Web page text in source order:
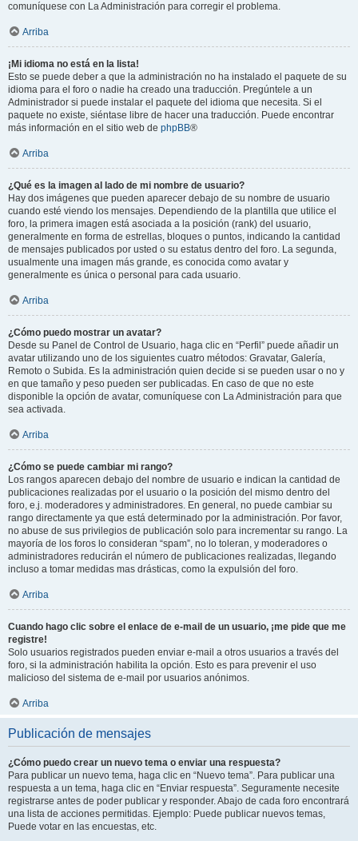
comuníquese con La Administración para corregir el problema.
Arriba
¡Mi idioma no está en la lista!
Esto se puede deber a que la administración no ha instalado el paquete de su
idioma para el foro o nadie ha creado una traducción. Pregúntele a un
Administrador si puede instalar el paquete del idioma que necesita. Si el
paquete no existe, siéntase libre de hacer una traducción. Puede encontrar
más información en el sitio web de phpBB®
Arriba
¿Qué es la imagen al lado de mi nombre de usuario?
Hay dos imágenes que pueden aparecer debajo de su nombre de usuario
cuando esté viendo los mensajes. Dependiendo de la plantilla que utilice el
foro, la primera imagen está asociada a la posición (rank) del usuario,
generalmente en forma de estrellas, bloques o puntos, indicando la cantidad
de mensajes publicados por usted o su estatus dentro del foro. La segunda,
usualmente una imagen más grande, es conocida como avatar y
generalmente es única o personal para cada usuario.
Arriba
¿Cómo puedo mostrar un avatar?
Desde su Panel de Control de Usuario, haga clic en “Perfil” puede añadir un
avatar utilizando uno de los siguientes cuatro métodos: Gravatar, Galería,
Remoto o Subida. Es la administración quien decide si se pueden usar o no y
en que tamaño y peso pueden ser publicadas. En caso de que no este
disponible la opción de avatar, comuníquese con La Administración para que
sea activada.
Arriba
¿Cómo se puede cambiar mi rango?
Los rangos aparecen debajo del nombre de usuario e indican la cantidad de
publicaciones realizadas por el usuario o la posición del mismo dentro del
foro, e.j. moderadores y administradores. En general, no puede cambiar su
rango directamente ya que está determinado por la administración. Por favor,
no abuse de sus privilegios de publicación solo para incrementar su rango. La
mayoría de los foros lo consideran “spam”, no lo toleran, y moderadores o
administradores reducirán el número de publicaciones realizadas, llegando
incluso a tomar medidas mas drásticas, como la expulsión del foro.
Arriba
Cuando hago clic sobre el enlace de e-mail de un usuario, ¡me pide que me
registre!
Solo usuarios registrados pueden enviar e-mail a otros usuarios a través del
foro, si la administración habilita la opción. Esto es para prevenir el uso
malicioso del sistema de e-mail por usuarios anónimos.
Arriba
Publicación de mensajes
¿Cómo puedo crear un nuevo tema o enviar una respuesta?
Para publicar un nuevo tema, haga clic en “Nuevo tema”. Para publicar una
respuesta a un tema, haga clic en “Enviar respuesta”. Seguramente necesite
registrarse antes de poder publicar y responder. Abajo de cada foro encontrará
una lista de acciones permitidas. Ejemplo: Puede publicar nuevos temas,
Puede votar en las encuestas, etc.